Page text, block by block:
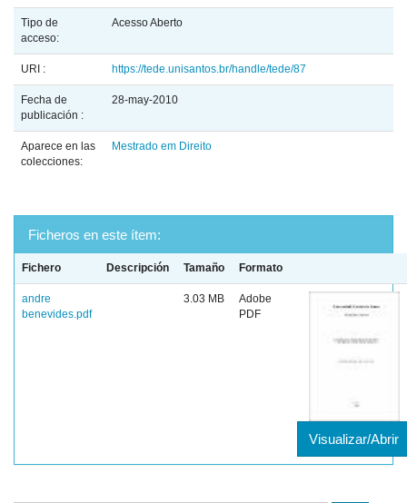
Tipo de
acceso:
Acesso Aberto
URI : https://tede.unisantos.br/handle/tede/87
Fecha de
publicación :
28-may-2010
Aparece en las
colecciones:
Mestrado em Direito
Ficheros en este ítem:
Fichero Descripción Tamaño Formato
andre
benevides.pdf
3.03 MB
Adobe
PDF
Visualizar/Abrir